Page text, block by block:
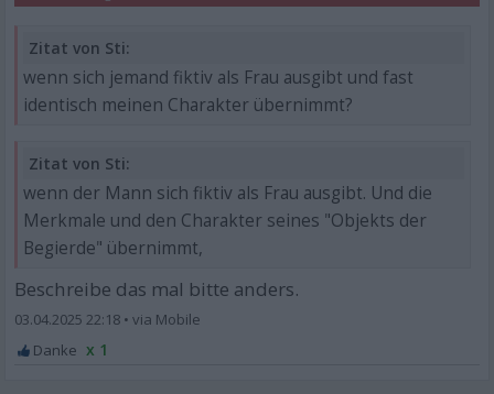
Zitat von Sti:
wenn sich jemand fiktiv als Frau ausgibt und fast
identisch meinen Charakter übernimmt?
Zitat von Sti:
wenn der Mann sich fiktiv als Frau ausgibt. Und die
Merkmale und den Charakter seines "Objekts der
Begierde" übernimmt,
Beschreibe das mal bitte anders.
03.04.2025 22:18 •
x 1